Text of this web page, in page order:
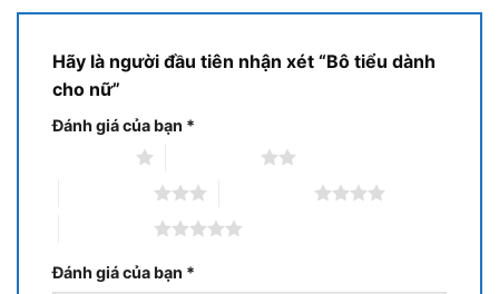
Hãy là người đầu tiên nhận xét “Bô tiểu dành
cho nữ”
Đánh giá của bạn *
Đánh giá của bạn *